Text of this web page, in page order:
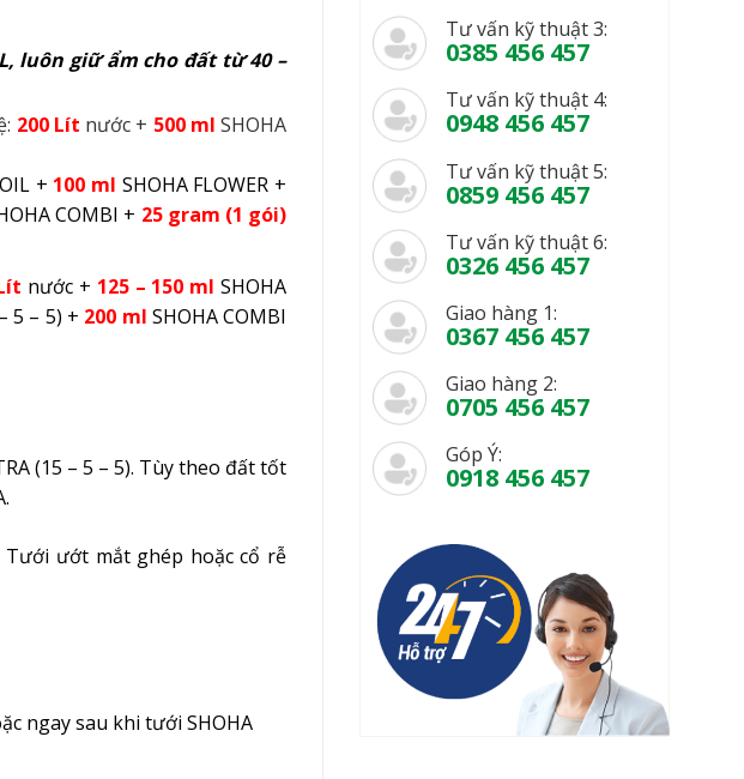
luôn giữ ẩm cho đất từ 40 –
200 Lít nước + 500 ml SHOHA
+ 100 ml SHOHA FLOWER +
COMBI + 25 gram (1 gói)
nước + 125 – 150 ml SHOHA
5 – 5) + 200 ml SHOHA COMBI
(15 – 5 – 5). Tùy theo đất tốt
ướt mắt ghép hoặc cổ rễ
ngay sau khi tưới SHOHA
Tư vấn kỹ thuật 3:
0385 456 457
Tư vấn kỹ thuật 4:
0948 456 457
Tư vấn kỹ thuật 5:
0859 456 457
Tư vấn kỹ thuật 6:
0326 456 457
Giao hàng 1:
0367 456 457
Giao hàng 2:
0705 456 457
Góp Ý:
0918 456 457